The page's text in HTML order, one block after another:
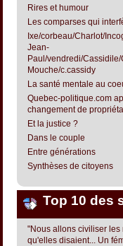
Rires et humour
Les comparses qui
Ixe/corbeau/Charlot/
Jean-
Paul/vendredi/Cassidile/
Mouche/c.cassidy
La santé mentale au
Quebec-politique.com
changement de
Et la justice ?
Dans le couple
Entre générations
Synthèses de citoyens
Top 10 des
"Nous allons civiliser les
qu'elles disaient... Un